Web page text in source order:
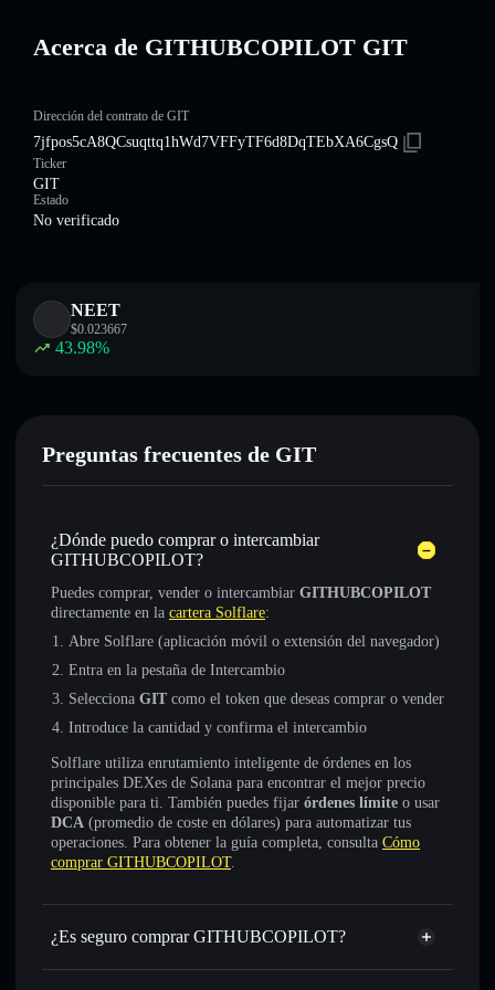
Acerca de GITHUBCOPILOT GIT
Dirección del contrato de GIT
7jfpos5cA8QCsuqttq1hWd7VFFyTF6d8DqTEbXA6CgsQ
Ticker
GIT
Estado
No verificado
NEET
$0.023667
43.98%
Preguntas frecuentes de GIT
¿Dónde puedo comprar o intercambiar
GITHUBCOPILOT?
Puedes comprar, vender o intercambiar GITHUBCOPILOT
directamente en la cartera Solflare:
Abre Solflare (aplicación móvil o extensión del navegador)
Entra en la pestaña de Intercambio
Selecciona GIT como el token que deseas comprar o vender
Introduce la cantidad y confirma el intercambio
Solflare utiliza enrutamiento inteligente de órdenes en los
principales DEXes de Solana para encontrar el mejor precio
disponible para ti. También puedes fijar órdenes límite o usar
DCA (promedio de coste en dólares) para automatizar tus
operaciones. Para obtener la guía completa, consulta Cómo
comprar GITHUBCOPILOT.
¿Es seguro comprar GITHUBCOPILOT?
GITHUBCOPILOT no está verificado